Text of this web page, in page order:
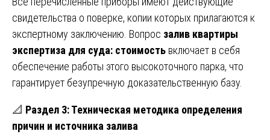
свидетельства о поверке, копии которых прилагаются к
экспертному заключению. Вопрос залив квартиры
экспертиза для суда: стоимость включает в себя
обеспечение работы этого высокоточного парка, что
гарантирует безупречную доказательственную базу.
📐 Раздел 3: Техническая методика определения
причин и источника залива